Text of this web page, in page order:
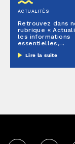
ACTUALITÉS
Retrouvez dans
rubrique «
les informations
essentielles,...
Lire la suite